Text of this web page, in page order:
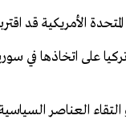
المتحدة الأمريكية
على اتخاذها في
العناصر